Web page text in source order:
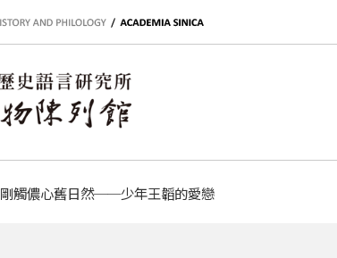
剛觸儂心舊日然──少年王韜的愛戀